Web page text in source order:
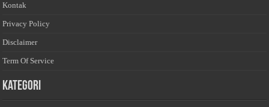
Kontak
Privacy Policy
Disclaimer
Term Of Service
Kategori